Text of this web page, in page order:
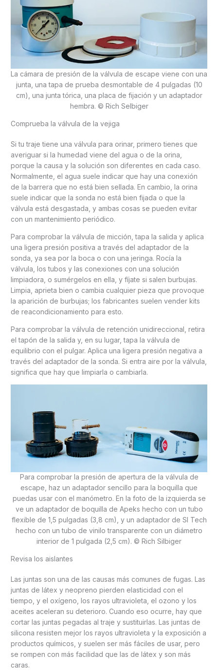
La cámara de presión de la válvula de escape viene con una
junta, una tapa de prueba desmontable de 4 pulgadas (10
cm), una junta tórica, una placa de fijación y un adaptador
hembra. © Rich Selbiger
Comprueba la válvula de la vejiga
Si tu traje tiene una válvula para orinar, primero tienes que
averiguar si la humedad viene del agua o de la orina,
porque la causa y la solución son diferentes en cada caso.
Normalmente, el agua suele indicar que hay una conexión
de la barrera que no está bien sellada. En cambio, la orina
suele indicar que la sonda no está bien fijada o que la
válvula está desgastada, y ambas cosas se pueden evitar
con un mantenimiento periódico.
Para comprobar la válvula de micción, tapa la salida y aplica
una ligera presión positiva a través del adaptador de la
sonda, ya sea por la boca o con una jeringa. Rocía la
válvula, los tubos y las conexiones con una solución
limpiadora, o sumérgelos en ella, y fíjate si salen burbujas.
Limpia, aprieta bien o cambia cualquier pieza que provoque
la aparición de burbujas; los fabricantes suelen vender kits
de reacondicionamiento para esto.
Para comprobar la válvula de retención unidireccional, retira
el tapón de la salida y, en su lugar, tapa la válvula de
equilibrio con el pulgar. Aplica una ligera presión negativa a
través del adaptador de la sonda. Si entra aire por la válvula,
significa que hay que limpiarla o cambiarla.
Para comprobar la presión de apertura de la válvula de
escape, haz un adaptador sencillo para la boquilla que
puedas usar con el manómetro. En la foto de la izquierda se
ve un adaptador de boquilla de Apeks hecho con un tubo
flexible de 1,5 pulgadas (3,8 cm), y un adaptador de SI Tech
hecho con un tubo de vinilo transparente con un diámetro
interior de 1 pulgada (2,5 cm). © Rich Silbiger
Revisa los aislantes
Las juntas son una de las causas más comunes de fugas. Las
juntas de látex y neopreno pierden elasticidad con el
tiempo, y el oxígeno, los rayos ultravioleta, el ozono y los
aceites aceleran su deterioro. Cuando eso ocurre, hay que
cortar las juntas pegadas al traje y sustituirlas. Las juntas de
silicona resisten mejor los rayos ultravioleta y la exposición a
productos químicos, y suelen ser más fáciles de usar, pero
se rompen con más facilidad que las de látex y son más
caras.